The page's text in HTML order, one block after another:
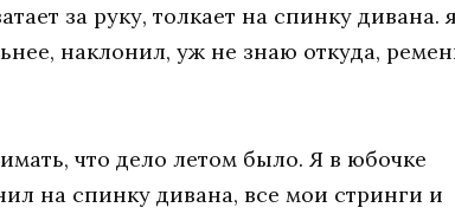
за руку, толкает на спинку дивана. я
наклонил, уж не знаю откуда,
что дело летом было. Я в юбочке
на спинку дивана, все мои стринги и